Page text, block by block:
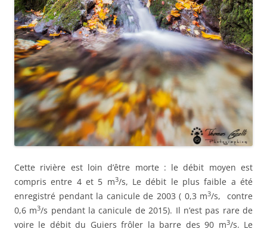
Cette rivière est loin d’être morte : le débit moyen est
compris entre 4 et 5 m3/s, Le débit le plus faible a été
enregistré pendant la canicule de 2003 ( 0,3 m3/s, contre
0,6 m3/s pendant la canicule de 2015). Il n’est pas rare de
voire le débit du Guiers frôler la barre des 90 m3/s. Le